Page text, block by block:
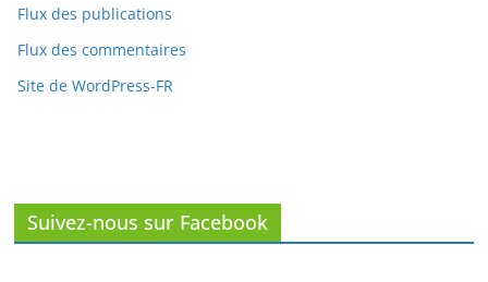
Flux des publications
Flux des commentaires
Site de WordPress-FR
Suivez-nous sur Facebook